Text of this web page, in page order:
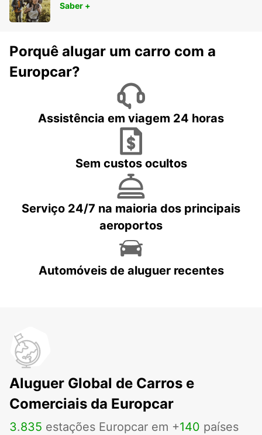
Saber +
Porquê alugar um carro com a
Europcar?
Assistência em viagem 24 horas
Sem custos ocultos
Serviço 24/7 na maioria dos principais
aeroportos
Automóveis de aluguer recentes
Aluguer Global de Carros e
Comerciais da Europcar
3.835 estações Europcar em +140 países